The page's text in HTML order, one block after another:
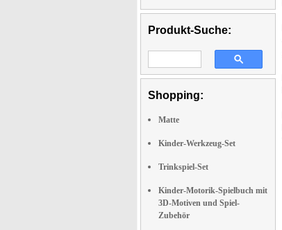
Produkt-Suche:
Shopping:
Matte
Kinder-Werkzeug-Set
Trinkspiel-Set
Kinder-Motorik-Spielbuch mit
3D-Motiven und Spiel-
Zubehör